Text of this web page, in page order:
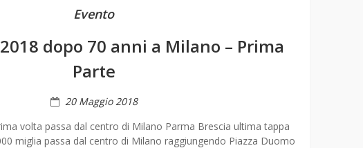
Evento
dopo 70 anni a Milano – Prima
Parte
20 Maggio 2018
volta passa dal centro di Milano Parma Brescia ultima tappa
miglia passa dal centro di Milano raggiungendo Piazza Duomo